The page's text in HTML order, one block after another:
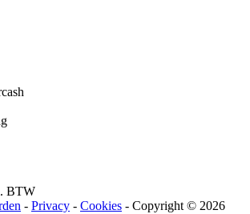
BTW
- Privacy - Cookies - Copyright © 2026